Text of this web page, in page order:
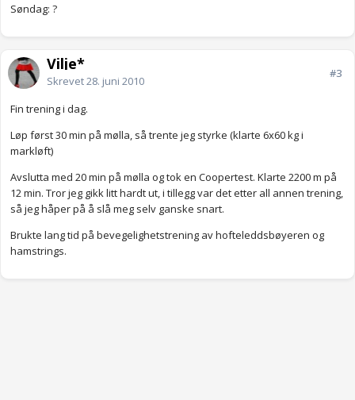
Søndag: ?
Vilje*
Skrevet28. juni 2010
#3
Fin trening i dag.
Løp først 30 min på mølla, så trente jeg styrke (klarte 6x60 kg i
markløft)
Avslutta med 20 min på mølla og tok en Coopertest. Klarte 2200 m på
12 min. Tror jeg gikk litt hardt ut, i tillegg var det etter all annen trening,
så jeg håper på å slå meg selv ganske snart.
Brukte lang tid på bevegelighetstrening av hofteleddsbøyeren og
hamstrings.